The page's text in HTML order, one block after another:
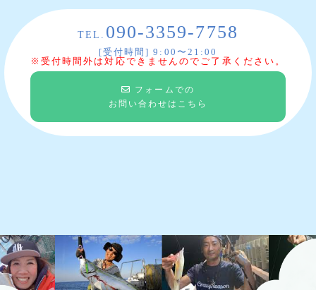
TEL. 090-3359-7758
[受付時間] 9:00〜21:00
※受付時間外は対応できませんのでご了承ください。
フォームでの
お問い合わせはこちら